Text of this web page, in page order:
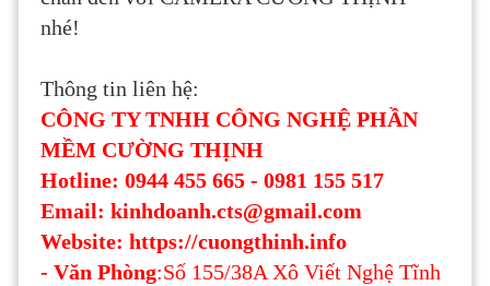
nhé!
Thông tin liên hệ:
CÔNG TY TNHH CÔNG NGHỆ PHẦN
MỀM CƯỜNG THỊNH
Hotline: 0944 455 665 - 0981 155 517
Email: kinhdoanh.cts@gmail.com
Website: https://cuongthinh.info
- Văn Phòng:Số 155/38A Xô Viết Nghệ Tĩnh